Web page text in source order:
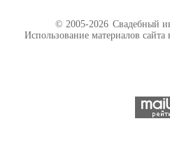
© 2005-2026 Свадебный
Использование материалов